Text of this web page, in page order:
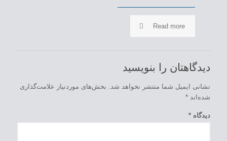
Read more
دیدگاهتان را بنویسید
نشانی ایمیل شما منتشر نخواهد شد. بخش‌های موردنیاز علامت‌گذاری
شده‌اند*
دیدگاه*